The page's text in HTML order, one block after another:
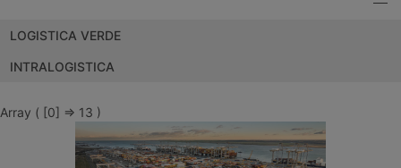
LOGISTICA VERDE
INTRALOGISTICA
Array ( [0] => 13 )